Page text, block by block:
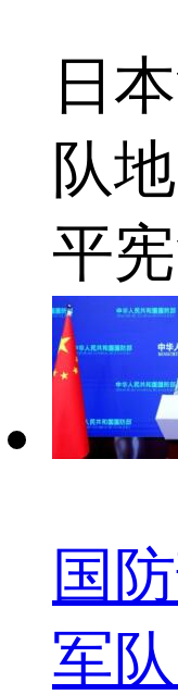
日
队
平
国
军